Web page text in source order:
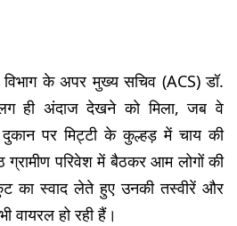
विभाग के अपर मुख्य सचिव (ACS) डॉ.
ही अंदाज देखने को मिला, जब वे
पर मिट्टी के कुल्हड़ में चाय की
परिवेश में बैठकर आम लोगों की
का स्वाद लेते हुए उनकी तस्वीरें और
वायरल हो रही हैं।